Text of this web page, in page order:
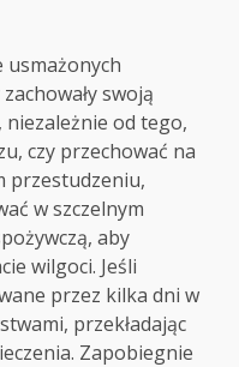
usmażonych
swoją
niezależnie od tego,
czy przechować na
przestudzeniu,
w szczelnym
aby
wilgoci. Jeśli
przez kilka dni w
przekładając
Zapobiegnie